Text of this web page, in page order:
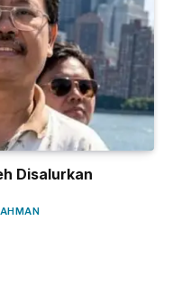
Disalurkan